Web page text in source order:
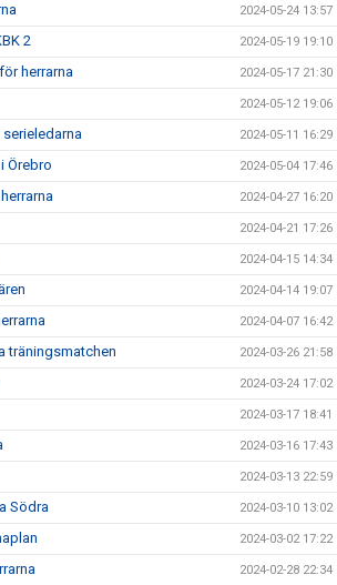
2024-05-24 13:57
2 2024-05-19 19:10
herrarna 2024-05-17 21:30
2024-05-12 19:06
2024-05-11 16:29
Örebro 2024-05-04 17:46
2024-04-27 16:20
2024-04-21 17:26
2024-04-15 14:34
2024-04-14 19:07
2024-04-07 16:42
träningsmatchen 2024-03-26 21:58
2024-03-24 17:02
2024-03-17 18:41
2024-03-16 17:43
2024-03-13 22:59
Södra 2024-03-10 13:02
2024-03-02 17:22
2024-02-28 22:34